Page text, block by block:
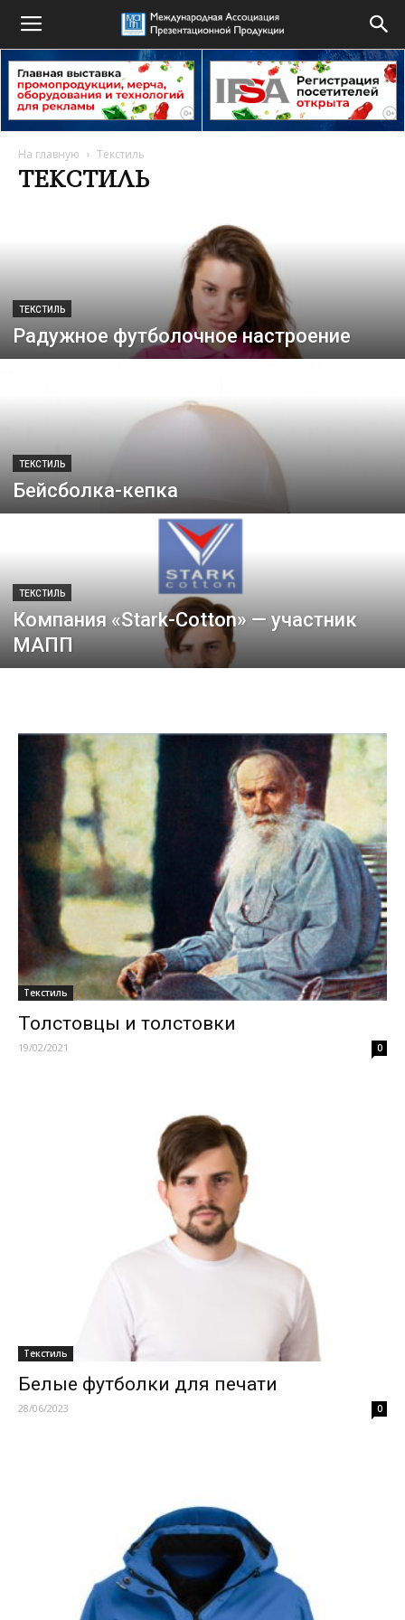
На главную Текстиль
ТЕКСТИЛЬ
ТЕКСТИЛЬ
Радужное футболочное настроение
ТЕКСТИЛЬ
Бейсболка-кепка
ТЕКСТИЛЬ
Компания «Stark-Cotton» — участник
МАПП
Текстиль
Толстовцы и толстовки
19/02/2021 0
Текстиль
Белые футболки для печати
28/06/2023 0